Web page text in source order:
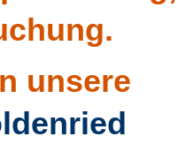
unsere